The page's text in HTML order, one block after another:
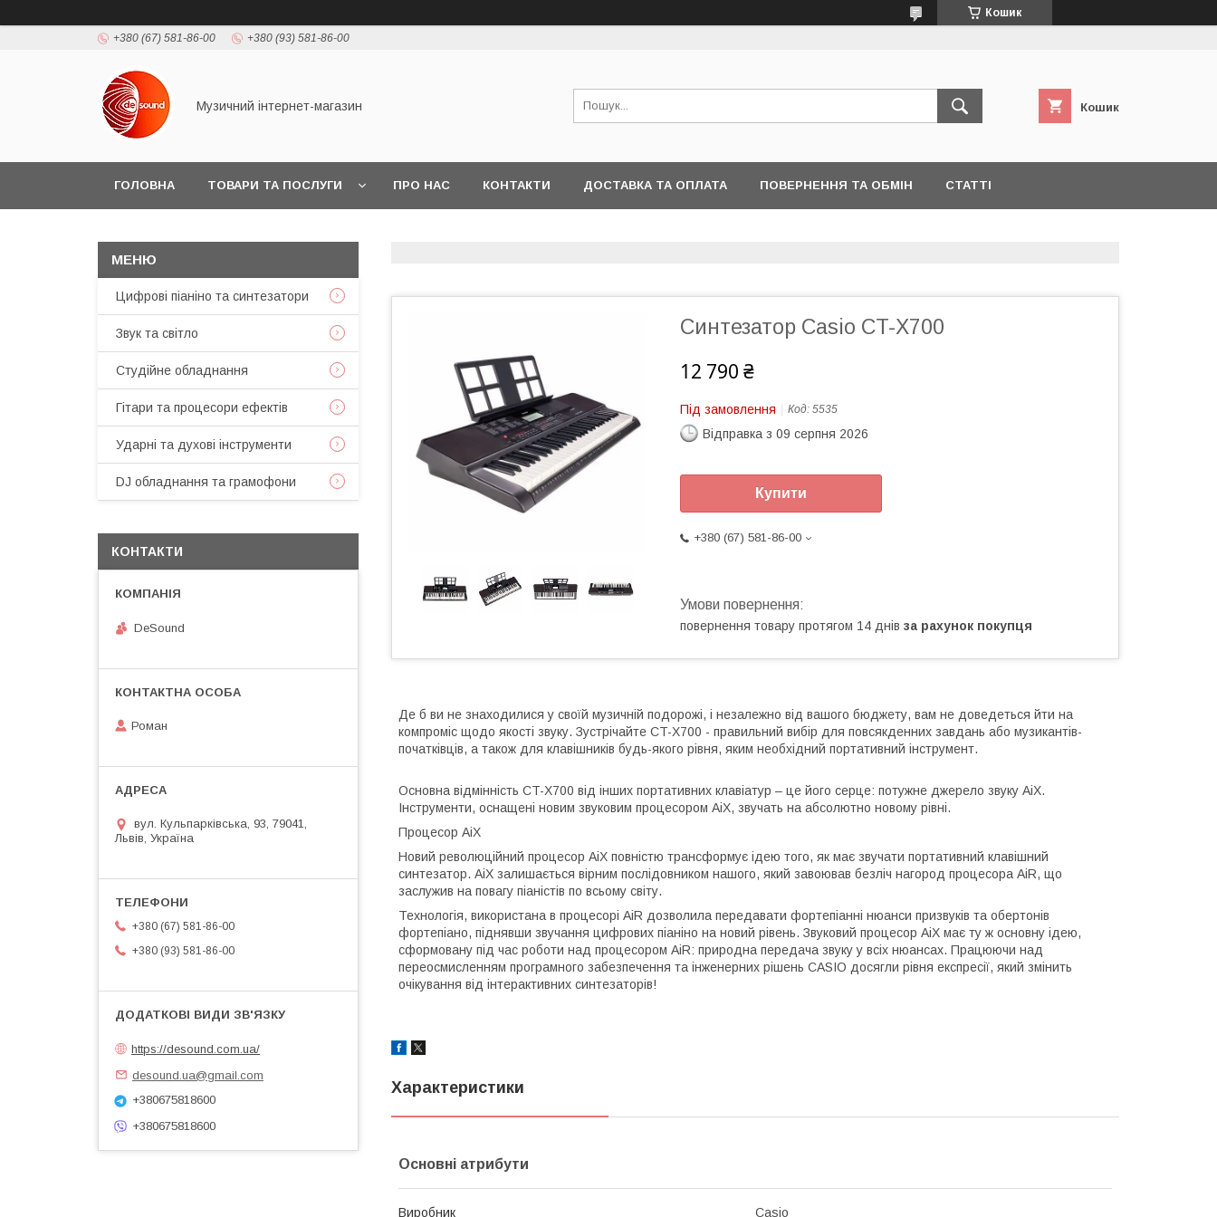
Кошик
+380 (67) 581-86-00 +380 (93) 581-86-00
Музичний інтернет-магазин Кошик
ГОЛОВНА ТОВАРИ ТА ПОСЛУГИ ПРО НАС КОНТАКТИ ДОСТАВКА ТА ОПЛАТА ПОВЕРНЕННЯ ТА ОБМІН СТАТТІ
Синтезатор Casio CT-X700
12 790 ₴
Під замовлення Код: 5535
Відправка з 09 серпня 2026
Купити
+380 (67) 581-86-00
повернення товару протягом 14 днів за рахунок покупця
Де б ви не знаходилися у своїй музичній подорожі, і незалежно від вашого бюджету, вам не доведеться йти на
компроміс щодо якості звуку. Зустрічайте CT-X700 - правильний вибір для повсякденних завдань або музикантів-
початківців, а також для клавішників будь-якого рівня, яким необхідний портативний інструмент.
Основна відмінність CT-X700 від інших портативних клавіатур – це його серце: потужне джерело звуку AiX.
Інструменти, оснащені новим звуковим процесором AiX, звучать на абсолютно новому рівні.
Процесор AiX
Новий революційний процесор AiX повністю трансформує ідею того, як має звучати портативний клавішний
синтезатор. AiX залишається вірним послідовником нашого, який завоював безліч нагород процесора AiR, що
заслужив на повагу піаністів по всьому світу.
Технологія, використана в процесорі AiR дозволила передавати фортепіанні нюанси призвуків та обертонів
фортепіано, піднявши звучання цифрових піаніно на новий рівень. Звуковий процесор AiX має ту ж основну ідею,
сформовану під час роботи над процесором AiR: природна передача звуку у всіх нюансах. Працюючи над
переосмисленням програмного забезпечення та інженерних рішень CASIO досягли рівня експресії, який змінить
очікування від інтерактивних синтезаторів!
Характеристики
Основні атрибути
Виробник Casio
Цифрові піаніно та синтезатори
Звук та світло
Студійне обладнання
Гітари та процесори ефектів
Ударні та духові інструменти
DJ обладнання та грамофони
КОНТАКТИ
DeSound
Роман
вул. Кульпарківська, 93, 79041,
Львів, Україна
+380 (67) 581-86-00
+380 (93) 581-86-00
https://desound.com.ua/
desound.ua@gmail.com
+380675818600
+380675818600